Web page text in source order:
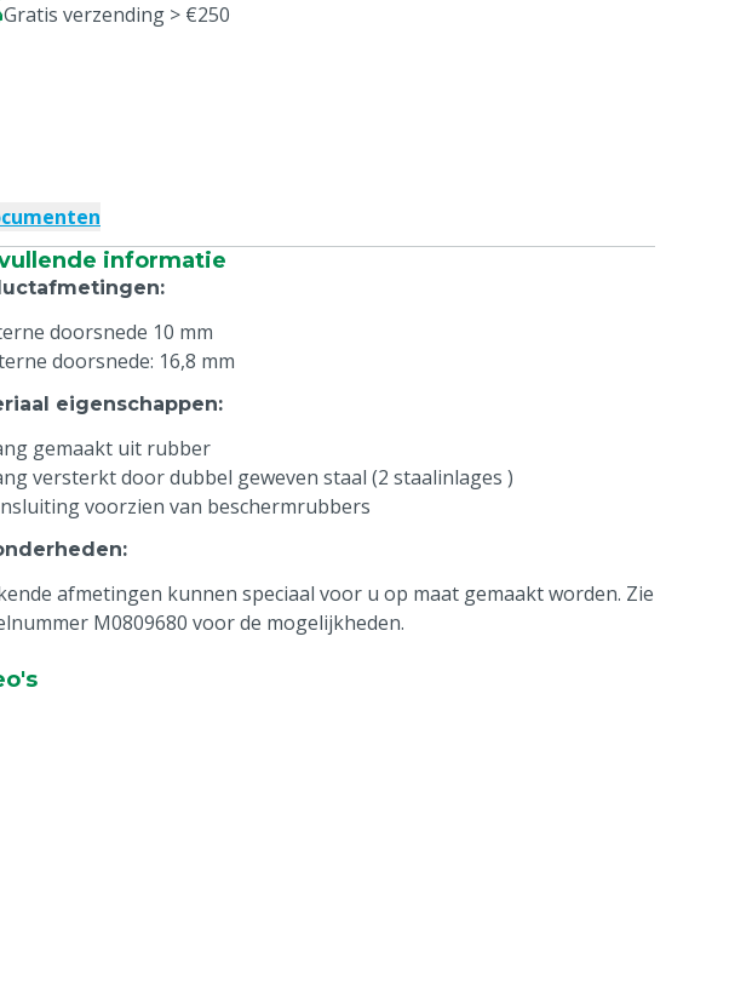
Gratis verzending > €250
informatie
:
doorsnede 10 mm
doorsnede: 16,8 mm
eigenschappen:
gemaakt uit rubber
versterkt door dubbel geweven staal (2 staalinlages )
voorzien van beschermrubbers
:
afmetingen kunnen speciaal voor u op maat gemaakt worden. Zie
M0809680 voor de mogelijkheden.